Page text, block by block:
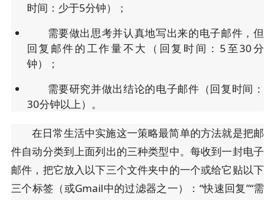
时间：少于5分钟）；
需要做出思考并认真地写出来的电子邮件，但
回复邮件的工作量不大（回复时间：5至30分
钟）；
需要研究并做出结论的电子邮件（回复时间：
30分钟以上）。
在日常生活中实施这一策略最简单的方法就是把邮
件自动分类到上面列出的三种类型中。每收到一封电子
邮件，把它放入以下三个文件夹中的一个或给它贴以下
三个标签（或Gmail中的过滤器之一）：“快速回复”“需